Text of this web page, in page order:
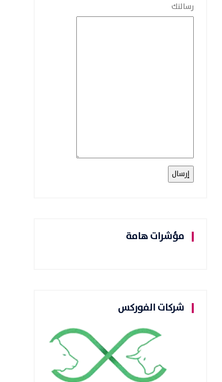
رسالتك
مؤشرات هامة
شركات الفوركس